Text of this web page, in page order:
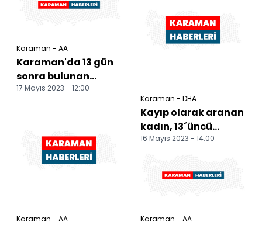
Karaman - AA
Karaman'da 13 gün
sonra bulunan
kadını kaçırdığı
17 Mayıs 2023 - 12:00
Karaman - AA
Karaman - DHA
Kayıp olarak aranan
kadın, 13´üncü
günde ahırda
gözaltında
16 Mayıs 2023 - 14:00
Karaman - AA